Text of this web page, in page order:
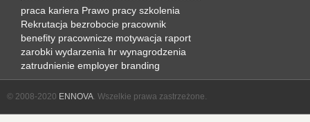
praca kariera Prawo pracy szkolenia
Rekrutacja bezrobocie pracownik
benefity pracownicze motywacja raport
zarobki wydarzenia hr wynagrodzenia
zatrudnienie employer branding
© 2008-2020 ENNOVA. Wszelkie prawa zastrzeżone.